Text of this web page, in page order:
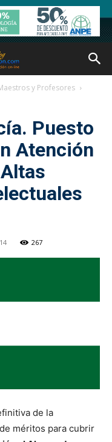
y Profesores
Puesto
Atención
267
de la
méritos para cubrir